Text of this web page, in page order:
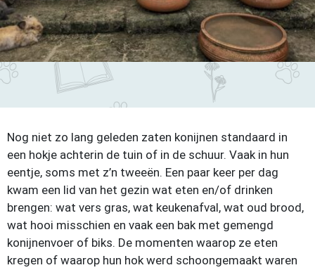
Nog niet zo lang geleden zaten konijnen standaard in
een hokje achterin de tuin of in de schuur. Vaak in hun
eentje, soms met z’n tweeën. Een paar keer per dag
kwam een lid van het gezin wat eten en/of drinken
brengen: wat vers gras, wat keukenafval, wat oud brood,
wat hooi misschien en vaak een bak met gemengd
konijnenvoer of biks. De momenten waarop ze eten
kregen of waarop hun hok werd schoongemaakt waren